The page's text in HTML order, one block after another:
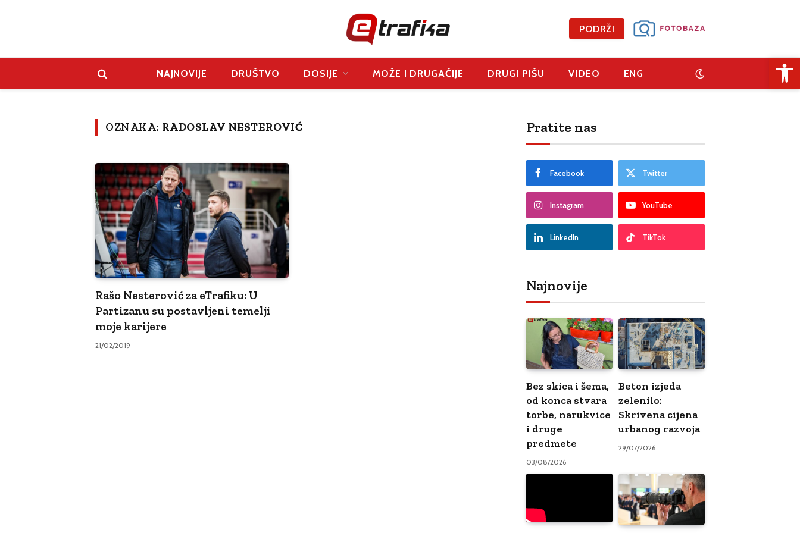
PODRŽI
NAJNOVIJE DRUŠTVO DOSIJE MOŽE I DRUGAČIJE DRUGI PIŠU VIDEO ENG
OZNAKA: RADOSLAV NESTEROVIĆ
Rašo Nesterović za eTrafiku: U
Partizanu su postavljeni temelji
moje karijere
21/02/2019
Pratite nas
Facebook Twitter
Instagram YouTube
LinkedIn TikTok
Najnovije
Bez skica i šema,
od konca stvara
torbe, narukvice
i druge
predmete
03/08/2026
Beton izjeda
zelenilo:
Skrivena cijena
urbanog razvoja
29/07/2026